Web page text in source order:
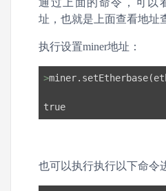
址，也就是上面查看地址
执行设置miner地址：
>
true
也可以执行执行以下命令